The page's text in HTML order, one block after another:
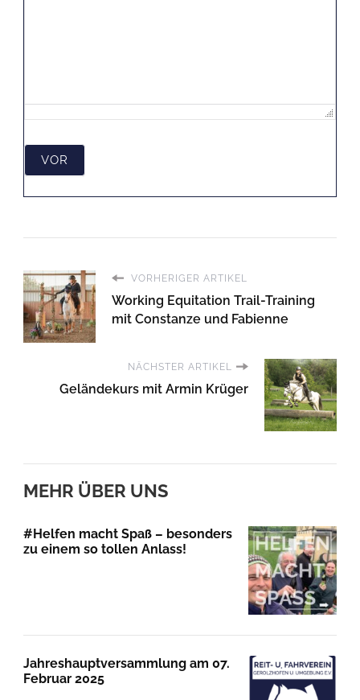
VOR
VORHERIGER ARTIKEL
Working Equitation Trail-Training
mit Constanze und Fabienne
NÄCHSTER ARTIKEL
Geländekurs mit Armin Krüger
MEHR ÜBER UNS
#Helfen macht Spaß – besonders
zu einem so tollen Anlass!
Jahreshauptversammlung am 07.
Februar 2025